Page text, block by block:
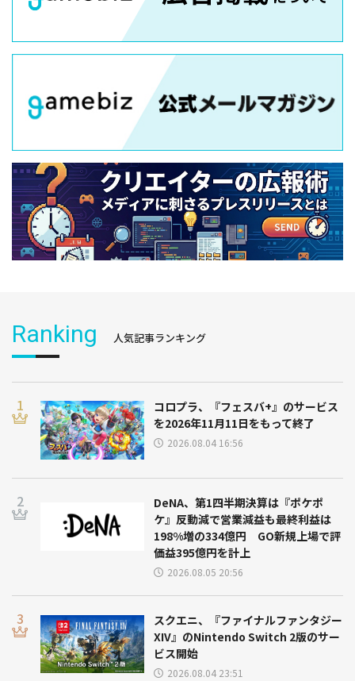
Ranking 人気記事ランキング
コロプラ、『フェスバ+』のサービス
を2026年11月11日をもって終了
2026.08.04 16:56
DeNA、第1四半期決算は『ポケポ
ケ』反動減で営業減益も最終利益は
198%増の334億円 GO新規上場で評
価益395億円を計上
2026.08.05 20:56
スクエニ、『ファイナルファンタジー
XIV』のNintendo Switch 2版のサー
ビス開始
2026.08.04 23:51